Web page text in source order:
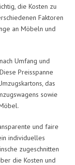
die Kosten zu
Faktoren
an Möbeln und
Umfang und
Preisspanne
das
sowie
und faire
individuelles
zugeschnitten
die Kosten und